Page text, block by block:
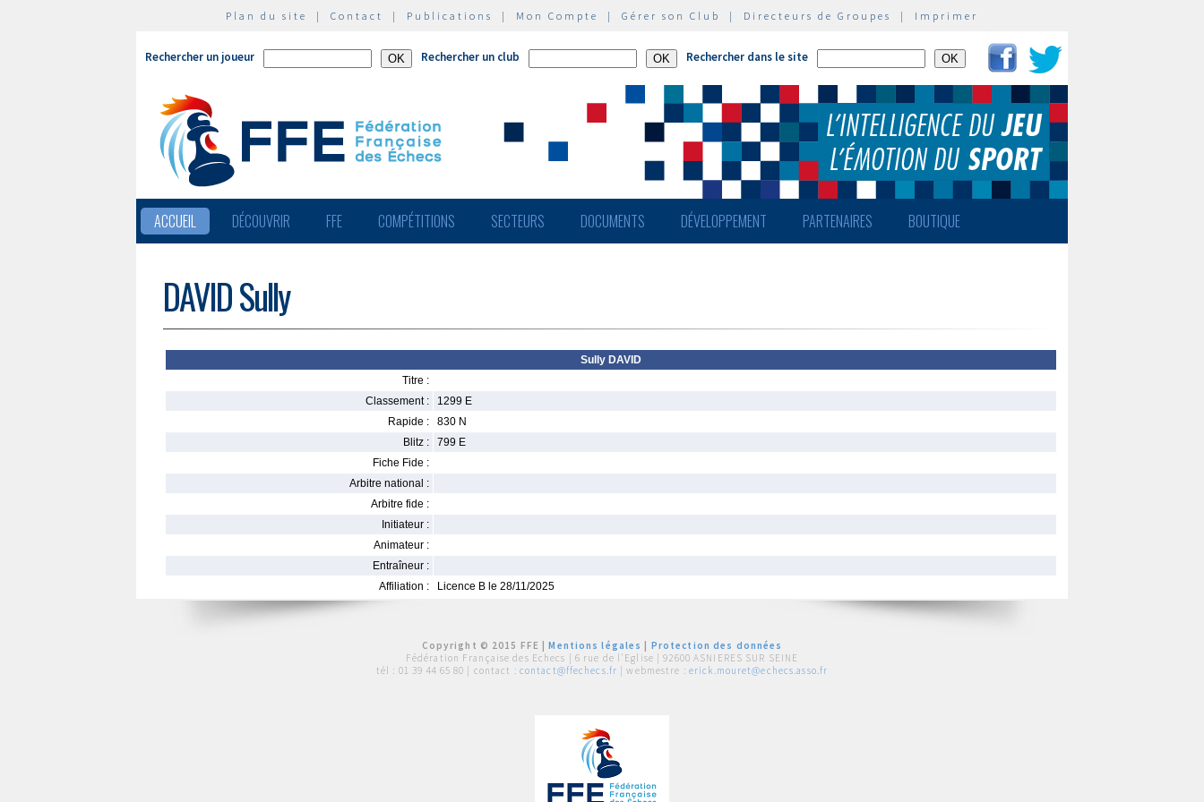
Plan du site | Contact | Publications | Mon Compte | Gérer son Club | Directeurs de Groupes | Imprimer
Rechercher un joueur Rechercher un club Rechercher dans le site
ACCUEIL DÉCOUVRIR FFE COMPÉTITIONS SECTEURS DOCUMENTS DÉVELOPPEMENT PARTENAIRES BOUTIQUE
DAVID Sully
Sully DAVID
Titre :
Classement :
1299 E
Rapide :
830 N
Blitz :
799 E
Fiche Fide :
Arbitre national :
Arbitre fide :
Initiateur :
Animateur :
Entraîneur :
Affiliation :
Licence B le 28/11/2025
Copyright © 2015 FFE |Mentions légales
Protection des données
Fédération Française des Echecs | 6 rue de l'Eglise | 92600 ASNIERES SUR SEINE
tél : 01 39 44 65 80 | contact : contact@ffechecs.fr | webmestre : erick.mouret@echecs.asso.fr